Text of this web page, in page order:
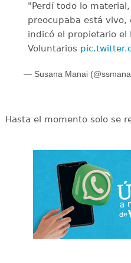
"Perdí todo lo
preocupaba está vivo,
indicó el propietario el
Voluntarios
— Susana Manai
Hasta el momento solo se